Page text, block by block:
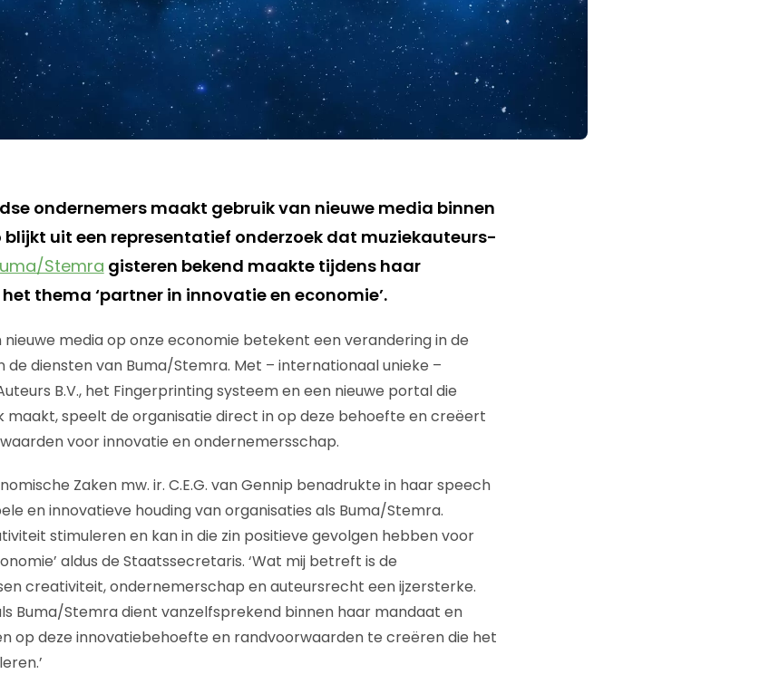
ondernemers maakt gebruik van nieuwe media binnen
blijkt uit een representatief onderzoek dat muziekauteurs-
Stemra gisteren bekend maakte tijdens haar
thema ‘partner in innovatie en economie’.
nieuwe media op onze economie betekent een verandering in de
diensten van Buma/Stemra. Met – internationaal unieke –
B.V., het Fingerprinting systeem en een nieuwe portal die
maakt, speelt de organisatie direct in op deze behoefte en creëert
voor innovatie en ondernemersschap.
Zaken mw. ir. C.E.G. van Gennip benadrukte in haar speech
en innovatieve houding van organisaties als Buma/Stemra.
stimuleren en kan in die zin positieve gevolgen hebben voor
aldus de Staatssecretaris. ‘Wat mij betreft is de
creativiteit, ondernemerschap en auteursrecht een ijzersterke.
Buma/Stemra dient vanzelfsprekend binnen haar mandaat en
op deze innovatiebehoefte en randvoorwaarden te creëren die het